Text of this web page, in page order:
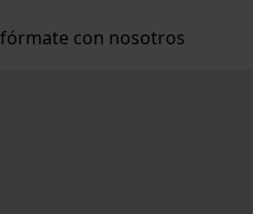
fórmate con nosotros